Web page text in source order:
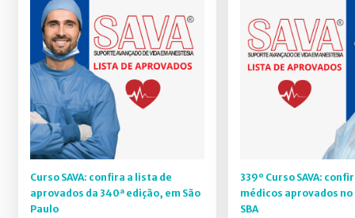
Curso SAVA: confira a lista de
aprovados da 340ª edição, em São
Paulo
339º Curso SAVA:
médicos aprovados
SBA